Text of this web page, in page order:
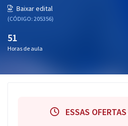
Aprovados
Baixar edital
(CÓDIGO: 205356)
51
Horas de aula
ESSAS